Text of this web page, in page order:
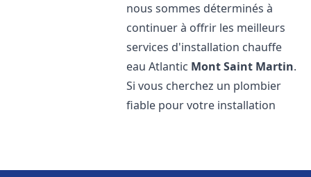
nous sommes déterminés à
continuer à offrir les meilleurs
services d'installation chauffe
eau Atlantic Mont Saint Martin.
Si vous cherchez un plombier
fiable pour votre installation